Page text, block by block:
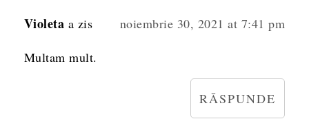
Violeta a zis noiembrie 30, 2021 at 7:41 pm
Multam mult.
RĂSPUNDE